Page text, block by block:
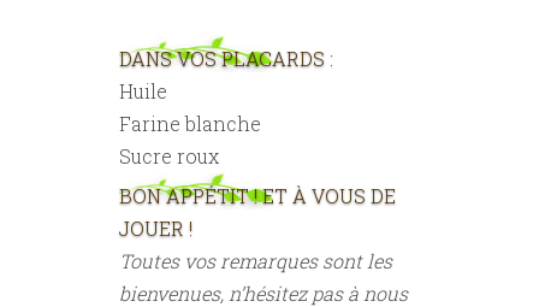
DANS VOS PLACARDS :
Huile
Farine blanche
Sucre roux
BON APPÉTIT ! ET À VOUS DE
JOUER !
Toutes vos remarques sont les
bienvenues, n’hésitez pas à nous